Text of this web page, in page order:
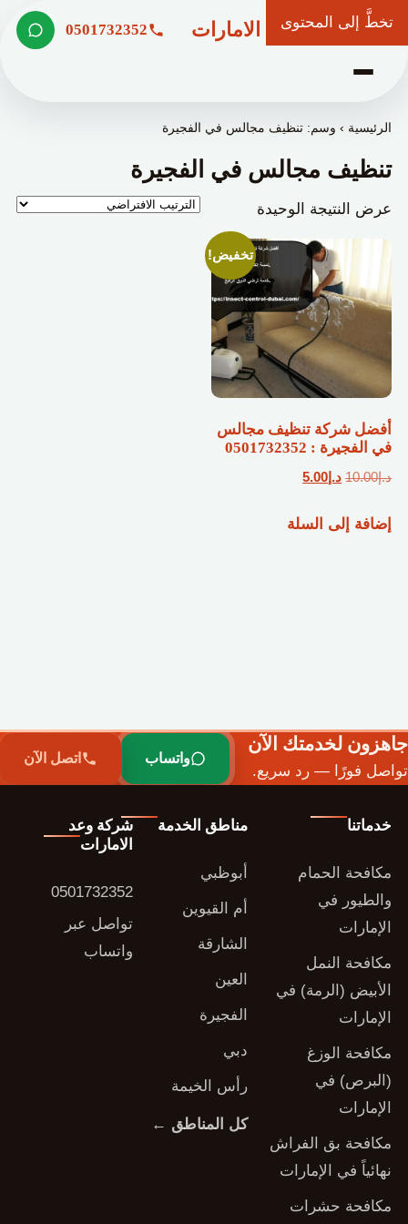
تخطَّ إلى المحتوى
شركة وعد الامارات 0501732352
الرئيسية ›وسم: تنظيف مجالس في الفجيرة
تنظيف مجالس في الفجيرة
عرض النتيجة الوحيدة
تخفيض!
أفضل شركة تنظيف مجالس
في الفجيرة : 0501732352
د.إ10.00 السعر
هو:
د.إ 5.00السعر
هو:
إضافة إلى السلة
جاهزون لخدمتك الآن
تواصل فورًا — رد سريع.
واتساب اتصل الآن
خدماتنا
مكافحة الحمام
والطيور في
الإمارات
مكافحة النمل
الأبيض (الرمة) في
الإمارات
مكافحة الوزغ
(البرص) في
الإمارات
مكافحة بق الفراش
نهائياً في الإمارات
مكافحة حشرات
مناطق الخدمة
أبوظبي
أم القيوين
الشارقة
العين
الفجيرة
دبي
رأس الخيمة
كل المناطق ←
شركة وعد
الامارات
0501732352
تواصل عبر
واتساب